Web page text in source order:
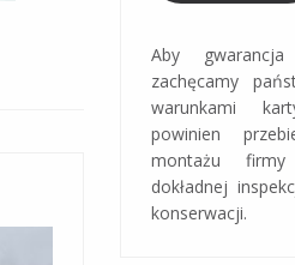
Aby
zachęcamy
warunkami
powinien
montażu
dokładnej
konserwacji.